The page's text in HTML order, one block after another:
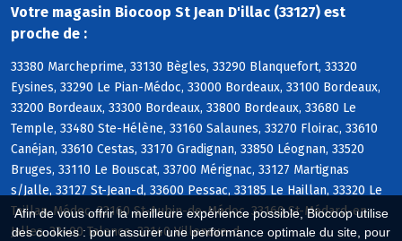
Afin de vous offrir la meilleure expérience possible, Biocoop utilise
des cookies : pour assurer une performance optimale du site, pour
Votre magasin Biocoop St Jean D'illac (33127) est
proche de :
33380 Marcheprime, 33130 Bègles, 33290 Blanquefort, 33320
Eysines, 33290 Le Pian-Médoc, 33000 Bordeaux, 33100 Bordeaux,
33200 Bordeaux, 33300 Bordeaux, 33800 Bordeaux, 33680 Le
Temple, 33480 Ste-Hélène, 33160 Salaunes, 33270 Floirac, 33610
Canéjan, 33610 Cestas, 33170 Gradignan, 33850 Léognan, 33520
Bruges, 33110 Le Bouscat, 33700 Mérignac, 33127 Martignas
s/Jalle, 33127 St-Jean-d, 33600 Pessac, 33185 Le Haillan, 33320 Le
Taillan-Médoc, 33160 St-Aubin-de-Médoc, 33160 St-Médard-en-
Jalles, 33400 Talence, 33140 Villenave-d